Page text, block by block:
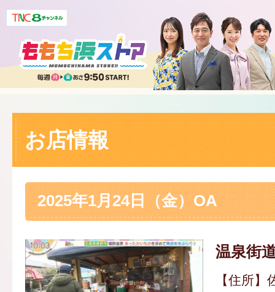
お店情報
2025年1月24日（金）OA
温泉街
【住所